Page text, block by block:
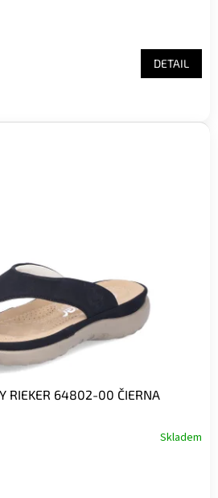
DETAIL
RIEKER 64802-00 ČIERNA
Skladem